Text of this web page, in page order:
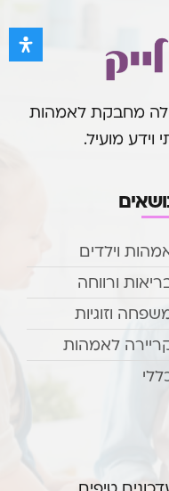
מחבקת לאמהות
מועיל.
וילדים
ורווחה
וזוגיות
לאמהות